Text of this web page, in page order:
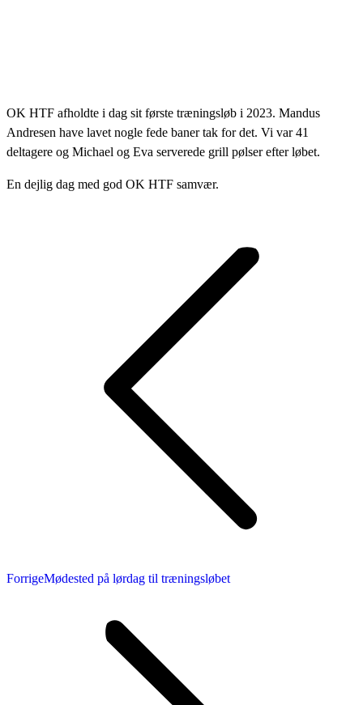
OK HTF afholdte i dag sit første træningsløb i 2023. Mandus
Andresen have lavet nogle fede baner tak for det. Vi var 41
deltagere og Michael og Eva serverede grill pølser efter løbet.
En dejlig dag med god OK HTF samvær.
ForrigeForrige
Mødested på lørdag til træningsløbet